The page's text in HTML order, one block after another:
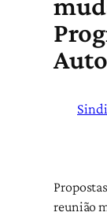
reunião